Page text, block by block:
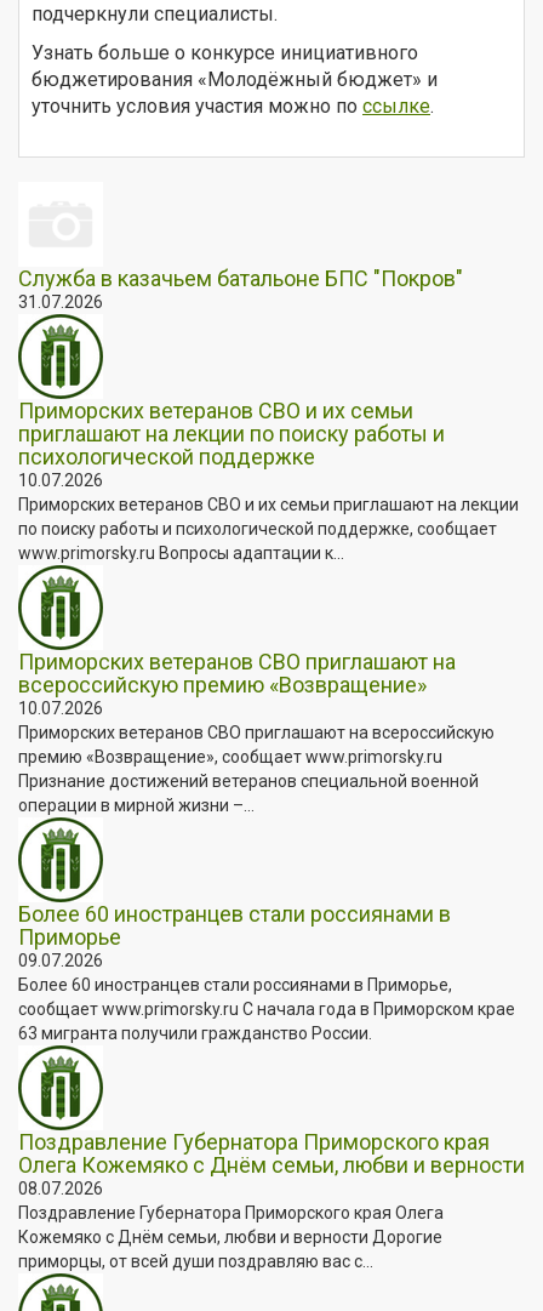
подчеркнули специалисты.
Узнать больше о конкурсе инициативного
бюджетирования «Молодёжный бюджет» и
уточнить условия участия можно по ссылке.
Служба в казачьем батальоне БПС "Покров"
31.07.2026
Приморских ветеранов СВО и их семьи
приглашают на лекции по поиску работы и
психологической поддержке
10.07.2026
Приморских ветеранов СВО и их семьи приглашают на лекции
по поиску работы и психологической поддержке, сообщает
www.primorsky.ru Вопросы адаптации к...
Приморских ветеранов СВО приглашают на
всероссийскую премию «Возвращение»
10.07.2026
Приморских ветеранов СВО приглашают на всероссийскую
премию «Возвращение», сообщает www.primorsky.ru
Признание достижений ветеранов специальной военной
операции в мирной жизни –...
Более 60 иностранцев стали россиянами в
Приморье
09.07.2026
Более 60 иностранцев стали россиянами в Приморье,
сообщает www.primorsky.ru С начала года в Приморском крае
63 мигранта получили гражданство России.
Поздравление Губернатора Приморского края
Олега Кожемяко с Днём семьи, любви и верности
08.07.2026
Поздравление Губернатора Приморского края Олега
Кожемяко с Днём семьи, любви и верности Дорогие
приморцы, от всей души поздравляю вас с...